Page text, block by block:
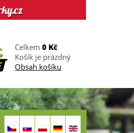
Celkem 0 Kč
Košík je prázdný
Obsah košíku